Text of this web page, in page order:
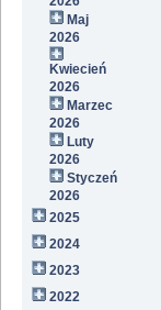
Maj
2026
Kwiecień
2026
Marzec
2026
Luty
2026
Styczeń
2026
2025
2024
2023
2022